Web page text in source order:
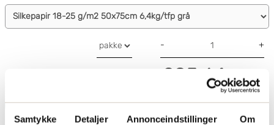
Samtykke Detaljer Annonceindstillinger Om
af pakker og blomster. Hvis du ønsker at købe
silkepapir, er vores silkepapir et rigtig godt og
bæredrygtig valg. Det er et tyndt, blødt papir,
fremstillet af MG-sulfitpapir med slip in-blanding.
Vores silkepapir er 100 % genanvendeligt og biologisk
Blødt og tyndt
100 % genanvendeligt
- +
205.64 kr/pakke
Læg i indkøbskurv